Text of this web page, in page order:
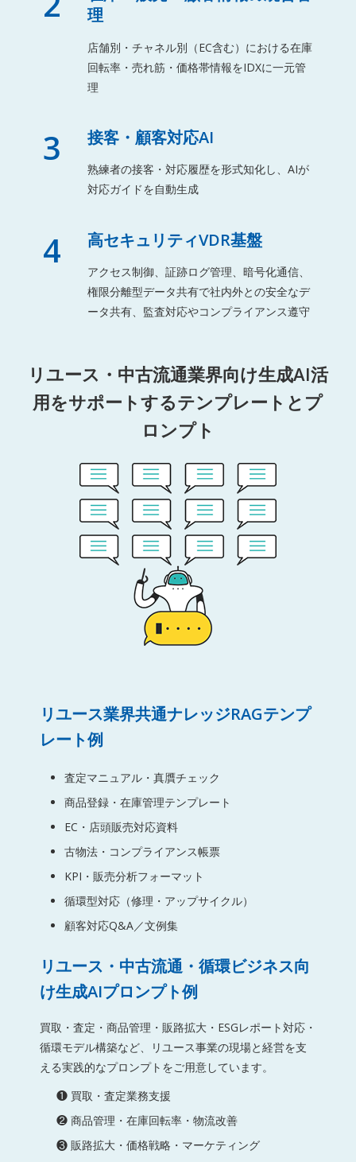
理
店舗別・チャネル別（EC含む）における在庫
回転率・売れ筋・価格帯情報をIDXに一元管
理
3 接客・顧客対応AI
熟練者の接客・対応履歴を形式知化し、AIが
対応ガイドを自動生成
4 高セキュリティVDR基盤
アクセス制御、証跡ログ管理、暗号化通信、
権限分離型データ共有で社内外との安全なデ
ータ共有、監査対応やコンプライアンス遵守
リユース・中古流通業界向け生成AI活
用をサポートするテンプレートとプ
ロンプト
リユース業界共通ナレッジRAGテンプ
レート例
査定マニュアル・真贋チェック
商品登録・在庫管理テンプレート
EC・店頭販売対応資料
古物法・コンプライアンス帳票
KPI・販売分析フォーマット
循環型対応（修理・アップサイクル）
顧客対応Q&A／文例集
リユース・中古流通・循環ビジネス向
け生成AIプロンプト例
買取・査定・商品管理・販路拡大・ESGレポート対応・
循環モデル構築など、リユース事業の現場と経営を支
える実践的なプロンプトをご用意しています。
❶ 買取・査定業務支援
❷ 商品管理・在庫回転率・物流改善
❸ 販路拡大・価格戦略・マーケティング